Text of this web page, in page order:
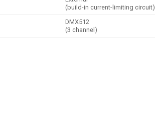
(build-in current-limiting circuit)
DMX512
(3 channel)